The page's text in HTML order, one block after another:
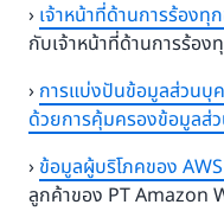
› เจ้าหน้าที่ด้านการร้องทุ
กับเจ้าหน้าที่ด้านการร้อง
› การแบ่งปันข้อมูลส่วนบุ
ด้วยการคุ้มครองข้อมูล
› ข้อมูลผู้บริโภคของ
ลูกค้าของ PT Amazon